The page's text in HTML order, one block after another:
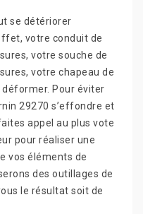
se détériorer
votre conduit de
votre souche de
votre chapeau de
Pour éviter
29270 s’effondre et
appel au plus vote
pour réaliser une
vos éléments de
des outillages de
le résultat soit de